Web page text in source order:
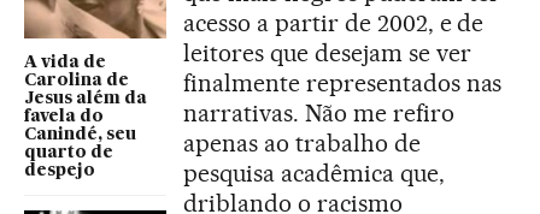
A vida de
Carolina de
Jesus além da
favela do
Canindé, seu
quarto de
despejo
acesso a partir de 2002, e de
leitores que desejam se ver
finalmente representados nas
narrativas. Não me refiro
apenas ao trabalho de
pesquisa acadêmica que,
driblando o racismo